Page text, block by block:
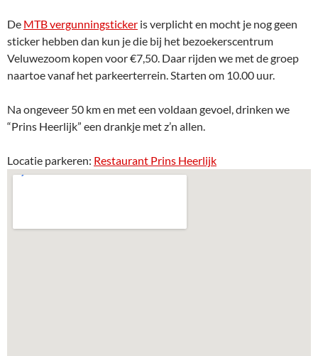
De MTB vergunningsticker is verplicht en mocht je nog geen
sticker hebben dan kun je die bij het bezoekerscentrum
Veluwezoom kopen voor €7,50. Daar rijden we met de groep
naartoe vanaf het parkeerterrein. Starten om 10.00 uur.
Na ongeveer 50 km en met een voldaan gevoel, drinken we
“Prins Heerlijk” een drankje met z’n allen.
Locatie parkeren: Restaurant Prins Heerlijk